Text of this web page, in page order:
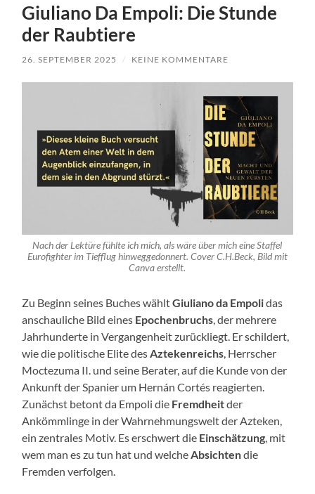
Giuliano Da Empoli: Die Stunde
der Raubtiere
26. SEPTEMBER 2025 / KEINE KOMMENTARE
Nach der Lektüre fühlte ich mich, als wäre über mich eine Staffel
Eurofighter im Tiefflug hinweggedonnert. Cover C.H.Beck, Bild mit
Canva erstellt.
Zu Beginn seines Buches wähltGiuliano da Empolidas
anschauliche Bild eines Epochenbruchs, der mehrere
Jahrhunderte in Vergangenheit zurückliegt. Er schildert,
wie die politische Elite desAztekenreichs, Herrscher
Moctezuma II. und seine Berater, auf die Kunde von der
Ankunft der Spanier um Hernán Cortés reagierten.
Zunächst betont da Empoli die Fremdheitder
Ankömmlinge in der Wahrnehmungswelt der Azteken,
ein zentrales Motiv. Es erschwert die Einschätzung, mit
wem man es zu tun hat und welcheAbsichtendie
Fremden verfolgen.